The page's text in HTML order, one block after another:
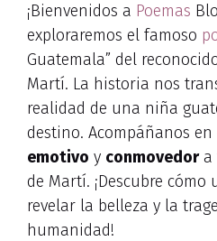
¡Bienvenidos a Poemas
exploraremos el famoso
Guatemala” del
Martí. La historia nos
realidad de una niña
destino. Acompáñanos
emotivo y conmovedora
de Martí. ¡Descubre cómo
revelar la belleza y la
humanidad!